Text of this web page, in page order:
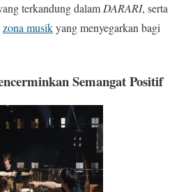
terkandung dalam DARARI, serta
zona musikyang menyegarkan bagi
Semangat Positif